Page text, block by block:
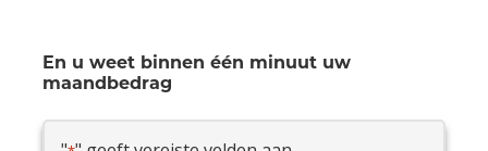
En u weet binnen één minuut uw
maandbedrag